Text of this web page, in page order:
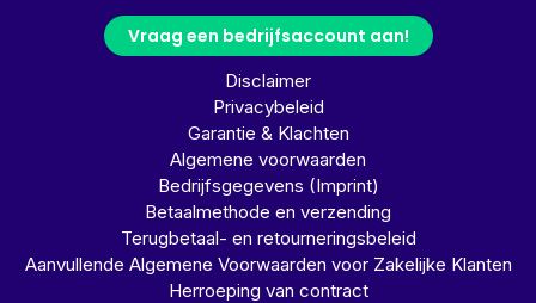
Vraag een bedrijfsaccount aan!
Disclaimer
Privacybeleid
Garantie & Klachten
Algemene voorwaarden
Bedrijfsgegevens (Imprint)
Betaalmethode en verzending
Terugbetaal- en retourneringsbeleid
Aanvullende Algemene Voorwaarden voor Zakelijke Klanten
Herroeping van contract